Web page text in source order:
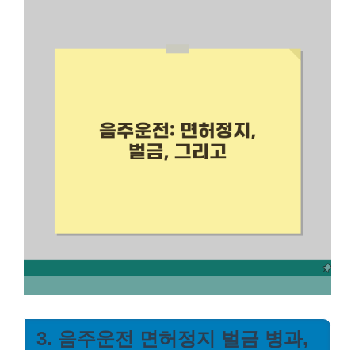
3. 음주운전 면허정지 벌금 병과,